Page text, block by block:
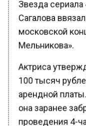
Сагалова
московской
Мельникова».
100 тысяч
арендной
она заранее
проведения 4-